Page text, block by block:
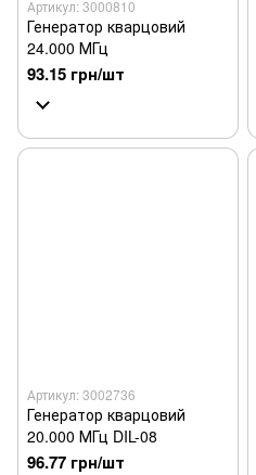
Артикул: 3000810
Генератор кварцовий
24.000 МГц
93.15 грн/шт
Артикул: 3002736
Генератор кварцовий
20.000 МГц DIL-08
96.77 грн/шт